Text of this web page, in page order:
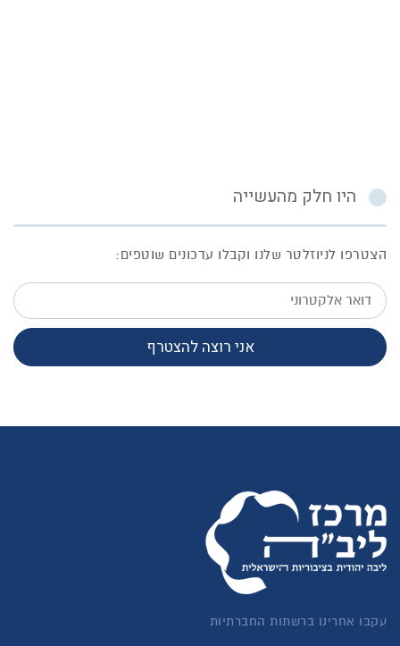
היו חלק מהעשייה
הצטרפו לניוזלטר שלנו וקבלו עדכונים שוטפים:
דואר
אלקטרוני
אני רוצה להצטרף
עקבו אחרינו ברשתות החברתיות